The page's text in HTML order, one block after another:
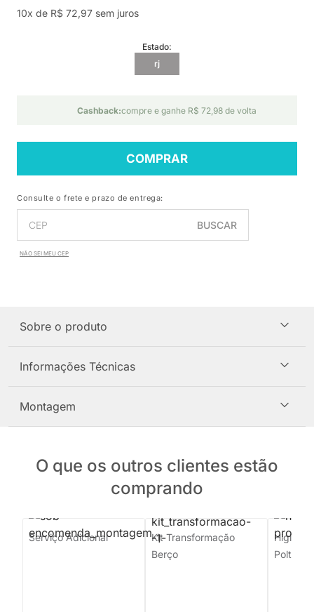
10x de R$ 72,97 sem juros
Estado:
rj
Cashback:compre e ganhe R$ 72,98 de volta
COMPRAR
Consulte o frete e prazo de entrega:
BUSCAR
NÃO SEI MEU CEP
Sobre o produto
Informações Técnicas
Montagem
O que os outros clientes estão
comprando
Serviço Adicional
Kit Transformação
Berço